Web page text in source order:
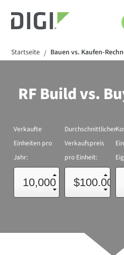
Startseite / Bauen vs. Kaufen-
RF Build vs.
Verkaufte
Einheiten pro
Jahr:
Durchschnittlicher
Verkaufspreis
pro Einheit: